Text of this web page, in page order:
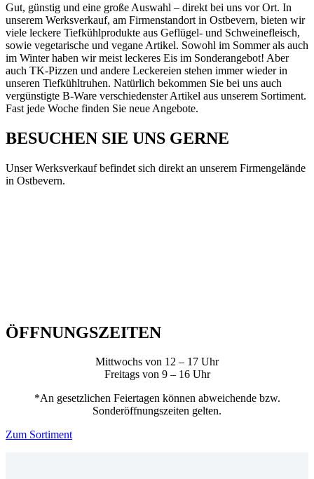
Gut, günstig und eine große Auswahl – direkt bei uns vor Ort. In
unserem Werksverkauf, am Firmenstandort in Ostbevern, bieten wir
viele leckere Tiefkühlprodukte aus Geflügel- und Schweinefleisch,
sowie vegetarische und vegane Artikel. Sowohl im Sommer als auch
im Winter haben wir meist leckeres Eis im Sonderangebot! Aber
auch TK-Pizzen und andere Leckereien stehen immer wieder in
unseren Tiefkühltruhen. Natürlich bekommen Sie bei uns auch
vergünstigte B-Ware verschiedenster Artikel aus unserem Sortiment.
Fast jede Woche finden Sie neue Angebote.
BESUCHEN SIE UNS GERNE
Unser Werksverkauf befindet sich direkt an unserem Firmengelände
in Ostbevern.
ÖFFNUNGS­ZEITEN
Mittwochs von 12 – 17 Uhr
Freitags von 9 – 16 Uhr
*An gesetzlichen Feiertagen können abweichende bzw.
Sonderöffnungszeiten gelten.
Zum Sortiment